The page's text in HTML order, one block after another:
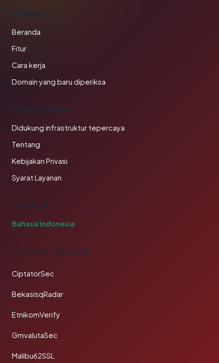
PRODUK
Beranda
Fitur
Cara kerja
Domain yang baru diperiksa
PERUSAHAAN
Didukung infrastruktur tepercaya
Tentang
Kebijakan Privasi
Syarat Layanan
BAHASA
Bahasa Indonesia
TAUTAN SAHABAT
CiptatorSec
BekasisqRadar
EtnikomVerify
GmvalutaSec
Malibu62SSL